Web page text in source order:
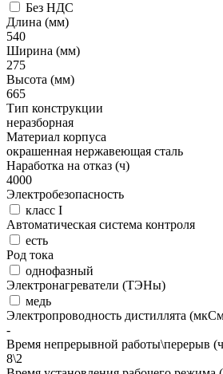
Без НДС
Длина (мм)
540
Ширина (мм)
275
Высота (мм)
665
Тип конструкции
неразборная
Материал корпуса
окрашенная нержавеющая сталь
Наработка на отказ (ч)
4000
Электробезопасность
класс I
Автоматическая система контроля
есть
Род тока
однофазный
Электронагреватели (ТЭНы)
медь
Электропроводность дистиллята
-
Время непрерывной работы\перерыв
8\2